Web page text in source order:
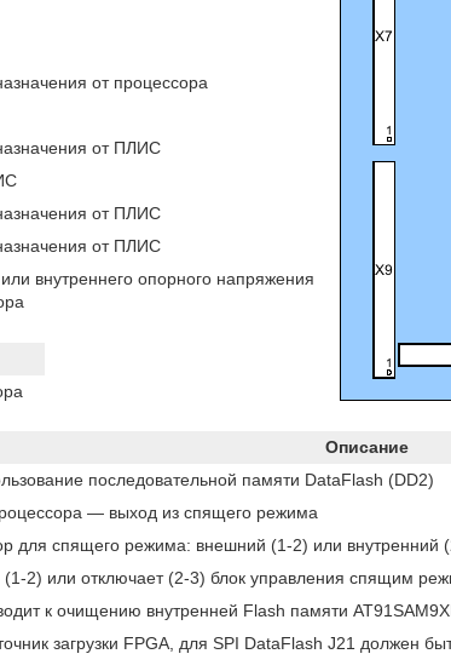
от процессора
от ПЛИС
от ПЛИС
от ПЛИС
внутреннего опорного напряжения
Описание
последовательной памяти DataFlash (DD2)
— выход из спящего режима
для спящего режима: внешний (1-2) или внутренний
(1-2) или отключает (2-3) блок управления спящим
к очищению внутренней Flash памяти
загрузки FPGA, для SPI DataFlash J21 должен